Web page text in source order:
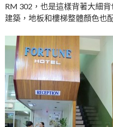
RM 302，也是這樣背著大細
建築，地板和樓梯整體顏色也